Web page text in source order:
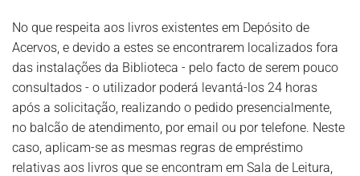
No que respeita aos livros existentes em Depósito de
Acervos, e devido a estes se encontrarem localizados fora
das instalações da Biblioteca - pelo facto de serem pouco
consultados - o utilizador poderá levantá-los 24 horas
após a solicitação, realizando o pedido presencialmente,
no balcão de atendimento, por email ou por telefone. Neste
caso, aplicam-se as mesmas regras de empréstimo
relativas aos livros que se encontram em Sala de Leitura,